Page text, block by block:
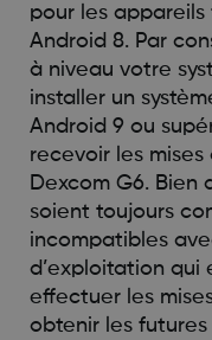
pour les appareils
Android 8. Par
à niveau votre
installer un
Android 9 ou
recevoir les
Dexcom G6. Bien
soient toujours
incompatibles
d’exploitation qui
effectuer les
obtenir les